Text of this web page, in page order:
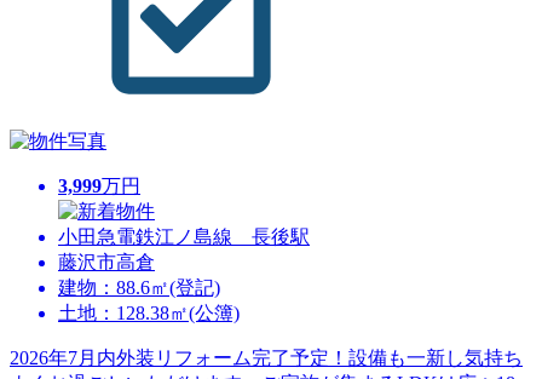
3,999万円
小田急電鉄江ノ島線 長後駅
藤沢市高倉
建物：88.6㎡(登記)
土地：128.38㎡(公簿)
2026年7月内外装リフォーム完了予定！設備も一新し気持ち